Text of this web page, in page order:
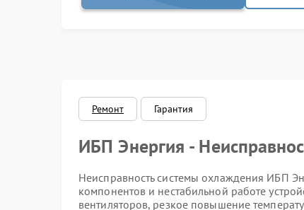
Ремонт Гарантия
ИБП Энергия -
Неисправность системы охлаждения ИБП
компонентов и нестабильной работе
вентиляторов, резкое повышение